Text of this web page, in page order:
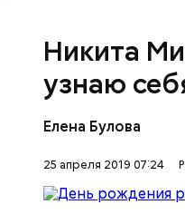
Никита
узнаю
Елена Булова
25 апреля 2019 07:24